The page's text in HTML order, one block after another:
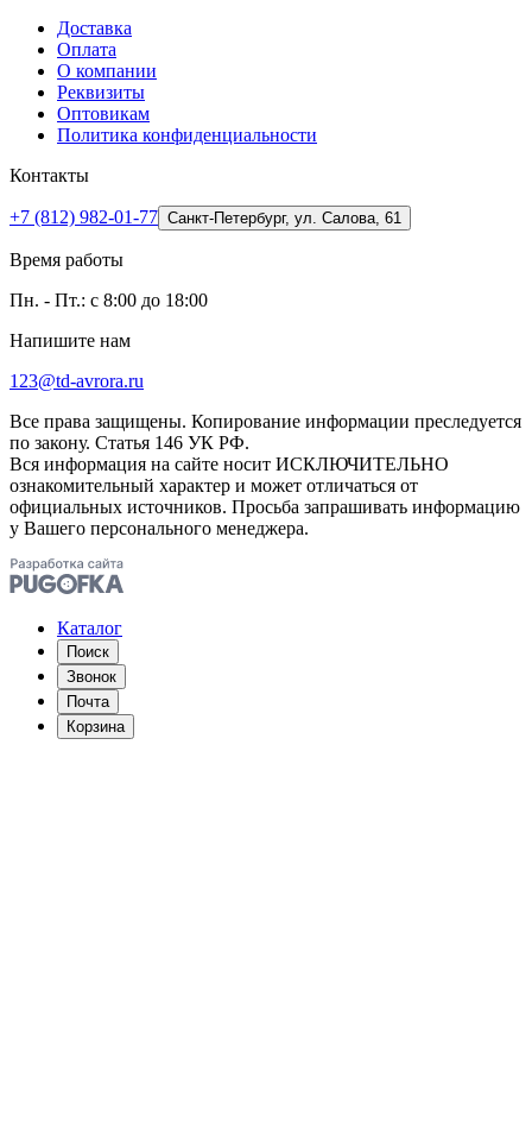
Доставка
Оплата
О компании
Реквизиты
Оптовикам
Политика конфиденциальности
Контакты
+7 (812) 982-01-77 Санкт-Петербург, ул. Салова, 61
Время работы
Пн. - Пт.: с 8:00 до 18:00
Напишите нам
123@td-avrora.ru
Все права защищены. Копирование информации преследуется
по закону. Статья 146 УК РФ.
Вся информация на сайте носит ИСКЛЮЧИТЕЛЬНО
ознакомительный характер и может отличаться от
официальных источников. Просьба запрашивать информацию
у Вашего персонального менеджера.
Каталог
Поиск
Звонок
Почта
Корзина